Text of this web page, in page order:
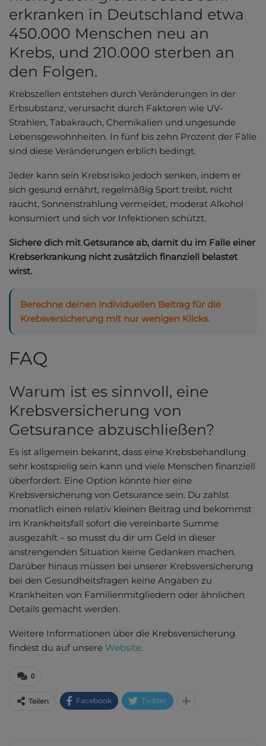
erkranken in Deutschland etwa
450.000 Menschen neu an
Krebs, und 210.000 sterben an
den Folgen.
Krebszellen entstehen durch Veränderungen in der
Erbsubstanz, verursacht durch Faktoren wie UV-
Strahlen, Tabakrauch, Chemikalien und ungesunde
Lebensgewohnheiten. In fünf bis zehn Prozent der Fälle
sind diese Veränderungen erblich bedingt.
Jeder kann sein Krebsrisiko jedoch senken, indem er
sich gesund ernährt, regelmäßig Sport treibt, nicht
raucht, Sonnenstrahlung vermeidet, moderat Alkohol
konsumiert und sich vor Infektionen schützt.
Sichere dich mit Getsurance ab, damit du im Falle einer
Krebserkrankung nicht zusätzlich finanziell belastet
wirst.
Berechne deinen individuellen Beitrag für die
Krebsversicherung mit nur wenigen Klicks.
FAQ
Warum ist es sinnvoll, eine
Krebsversicherung von
Getsurance abzuschließen?
Es ist allgemein bekannt, dass eine Krebsbehandlung
sehr kostspielig sein kann und viele Menschen finanziell
überfordert. Eine Option könnte hier eine
Krebsversicherung von Getsurance sein. Du zahlst
monatlich einen relativ kleinen Beitrag und bekommst
im Krankheitsfall sofort die vereinbarte Summe
ausgezahlt – so musst du dir um Geld in dieser
anstrengenden Situation keine Gedanken machen.
Darüber hinaus müssen bei unserer Krebsversicherung
bei den Gesundheitsfragen keine Angaben zu
Krankheiten von Familienmitgliedern oder ähnlichen
Details gemacht werden.
Weitere Informationen über die Krebsversicherung
findest du auf unsere Website.
0
Teilen Facebook Twitter